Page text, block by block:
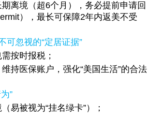
离境（超6个月），务必提前申请回
），最长可保障2年内返美不受
可忽视的“定居证据”
按时报税；
持医保账户，强化“美国生活”的合法
”
易被视为“挂名绿卡”）；